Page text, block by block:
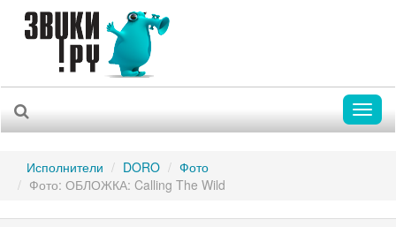
Исполнители DORO
Фото
Фото: ОБЛОЖКА: Calling The Wild